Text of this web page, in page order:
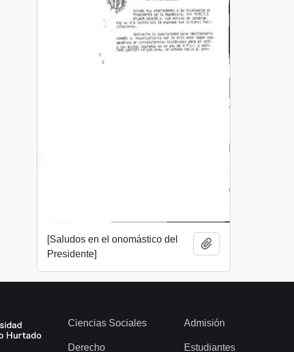
[Saludos en el onomástico del
Presidente]
Ciencias Sociales
Derecho
Admisión
Estudiantes